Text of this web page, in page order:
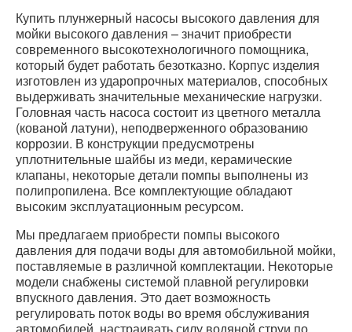
Купить плунжерный насосы высокого давления для
мойки высокого давления – значит приобрести
современного высокотехнологичного помощника,
который будет работать безотказно. Корпус изделия
изготовлен из ударопрочных материалов, способных
выдерживать значительные механические нагрузки.
Головная часть насоса состоит из цветного металла
(кованой латуни), неподверженного образованию
коррозии. В конструкции предусмотрены
уплотнительные шайбы из меди, керамические
клапаны, некоторые детали помпы выполнены из
полипропилена. Все комплектующие обладают
высоким эксплуатационным ресурсом.
Мы предлагаем приобрести помпы высокого
давления для подачи воды для автомобильной мойки,
поставляемые в различной комплектации. Некоторые
модели снабжены системой плавной регулировки
впускного давления. Это дает возможность
регулировать поток воды во время обслуживания